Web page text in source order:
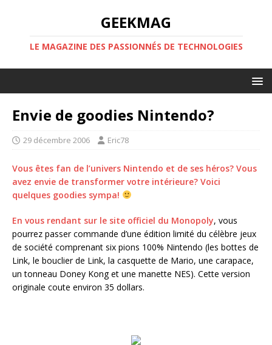
GEEKMAG
LE MAGAZINE DES PASSIONNÉS DE TECHNOLOGIES
Envie de goodies Nintendo?
29 décembre 2006 Eric78
Vous êtes fan de l’univers Nintendo et de ses héros? Vous
avez envie de transformer votre intérieure? Voici
quelques goodies sympa!
En vous rendant sur le site officiel du Monopoly, vous
pourrez passer commande d’une édition limité du célèbre jeux
de société comprenant six pions 100% Nintendo (les bottes de
Link, le bouclier de Link, la casquette de Mario, une carapace,
un tonneau Doney Kong et une manette NES). Cette version
originale coute environ 35 dollars.